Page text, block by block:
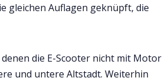
gleichen Auflagen geknüpft, die
die E-Scooter nicht mit Motor
und untere Altstadt. Weiterhin